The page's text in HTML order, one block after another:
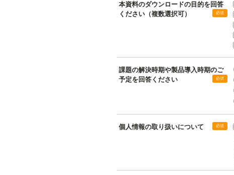
本資料のダウンロードの目的を回答
ください（複数選択可）
課題の解決時期や製品導入時期のご
予定を回答ください
個人情報の取り扱いについて